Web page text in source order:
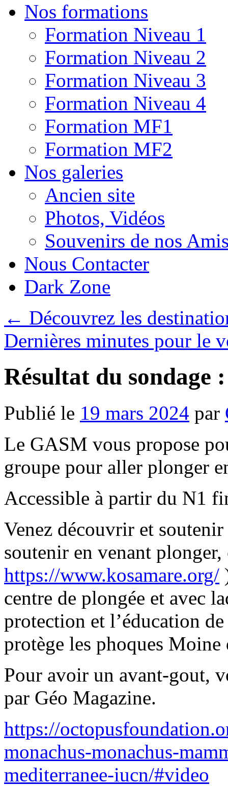
Nos formations
Formation Niveau 1
Formation Niveau 2
Formation Niveau 3
Formation Niveau 4
Formation MF1
Formation MF2
Nos galeries
Ancien site
Photos, Vidéos
Souvenirs de nos
Nous Contacter
Dark Zone
← Découvrez les
Dernières minutes pour le
Résultat du sondage
Publié le 19 mars 2024 par
Le GASM vous propose
groupe pour aller plonger
Accessible à partir du N1
Venez découvrir et
soutenir en venant
https://www.kosamare.org/
centre de plongée et avec
protection et l’éducation
protège les phoques Moine
Pour avoir un avant-gout,
par Géo Magazine.
https://
monachus-monachus-
mediterranee-iucn/#video